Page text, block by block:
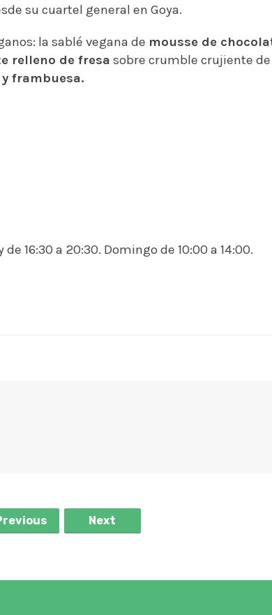
su cuartel general en Goya.
la sablé vegana de mousse de
relleno de fresa sobre crumble crujiente
frambuesa.
16:30 a 20:30. Domingo de 10:00 a 14:00.
Next